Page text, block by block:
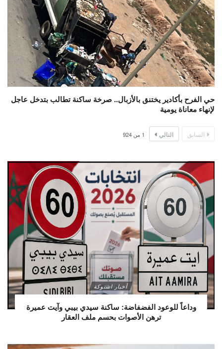
حي الفرح بأكادير يختنق بالأزبال.. صرخة ساكنة تطالب بتدخل عاجل
لإنهاء معاناة يومية
السابق التالي 1 من 924
أخبار اشتوكة
وداعاً للوعود الفضفاضة: ساكنة سيدي بيبي وآيت عميرة
ترهن الأصوات بحسم ملف العقار